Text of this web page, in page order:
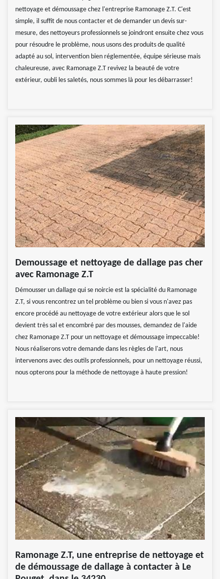
nettoyage et démoussage chez l'entreprise Ramonage Z.T. C'est
simple, il suffit de nous contacter et de demander un devis sur-
mesure, des nettoyeurs professionnels se joindront ensuite chez vous
pour résoudre le problème, nous usons des produits de qualité
adapté au sol, intervention bien réglementée, équipe sérieuse mais
chaleureuse, avec Ramonage Z.T revivez la beauté de votre
extérieur, oubli les saletés, nous sommes là pour les débarrasser!
Demoussage et nettoyage de dallage pas cher
avec Ramonage Z.T
Démousser un dallage qui se noircie est la spécialité du Ramonage
Z.T, si vous rencontrez un tel problème ou bien si vous n'avez pas
encore procédé au nettoyage de votre extérieur alors que le sol
devient très sal et encombré par des mousses, demandez de l'aide
chez Ramonage Z.T pour un nettoyage et démoussage impeccable!
Nous réaliserons votre demande dans les règles de l'art, nous
intervenons avec des outils professionnels, pour un nettoyage réussi,
nous opterons pour la méthode de nettoyage à haute pression!
Ramonage Z.T, une entreprise de nettoyage et
de démoussage de dallage à contacter à Le